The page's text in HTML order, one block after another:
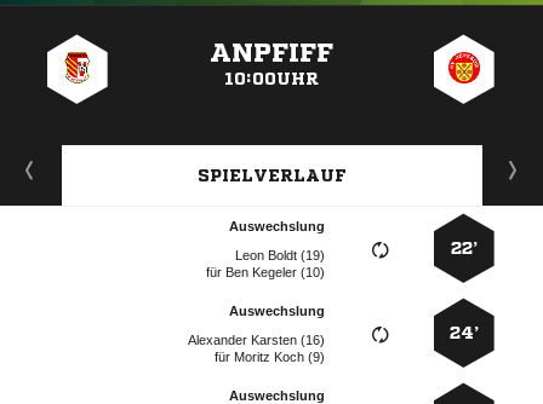
ANPFIFF
10:00UHR
SPIELVERLAUF
22’
Auswechslung
  
für   
24’
Auswechslung
  
für   
Auswechslung